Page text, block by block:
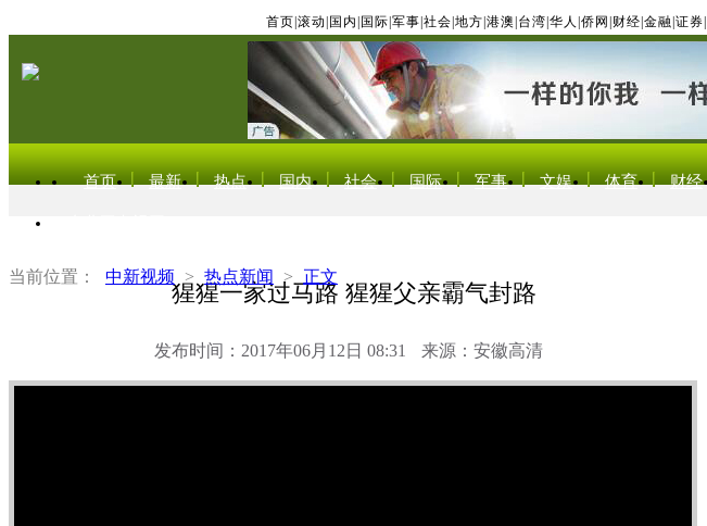
首页 滚动 国内 国际 军事 社会 地方 港澳 台湾 华人 侨网 财经 金融 证券
首页 最新 热点 国内 社会 国际 军事 文娱 体育 财经
当前位置： 中新视频 > 热点新闻 > 正文
猩猩一家过马路 猩猩父亲霸气封路
发布时间：2017年06月12日 08:31 来源：安徽高清